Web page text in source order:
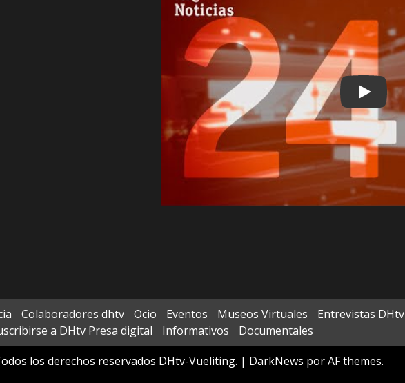
Play
Colaboradores dhtv Ocio Eventos Museos Virtuales Entrevistas DHtv
a DHtv Presa digital
Informativos
Documentales
los derechos reservados DHtv-Vueliting. | DarkNews por AF themes.